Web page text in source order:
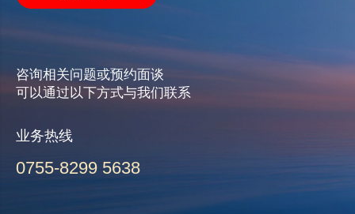
咨询相关问题或预约面谈
可以通过以下方式与我们联系
业务热线
0755-8299 5638